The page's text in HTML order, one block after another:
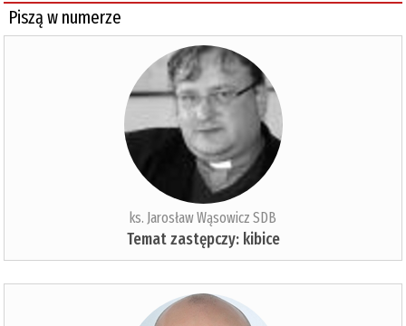
Piszą w numerze
ks. Jarosław Wąsowicz SDB
Temat zastępczy: kibice